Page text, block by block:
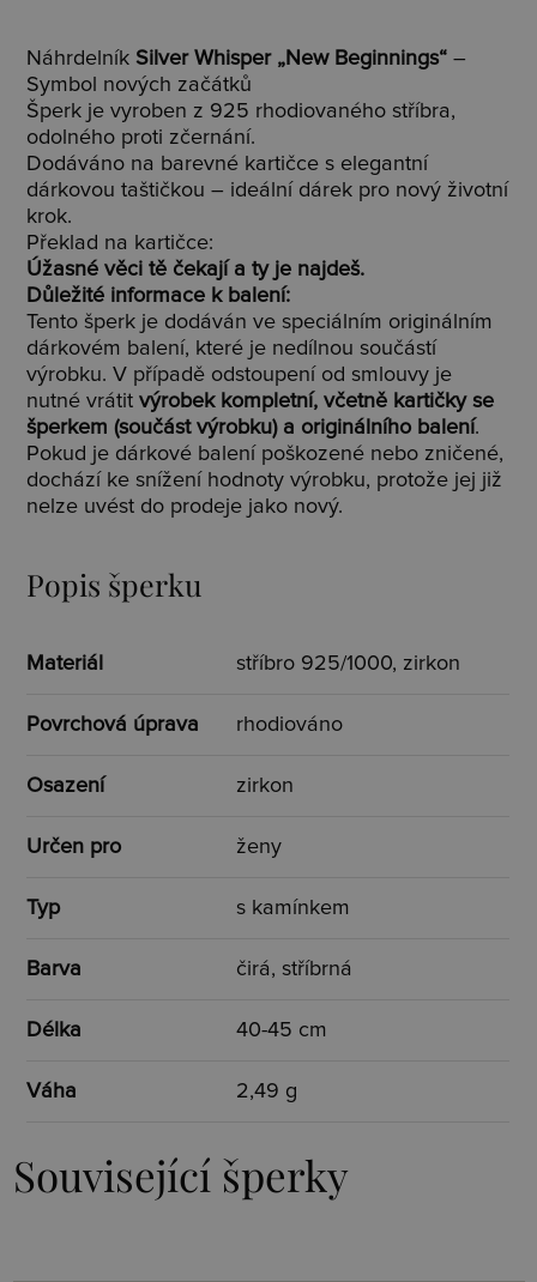
NáhrdelníkSilver Whisper „New Beginnings“ –
Symbol nových začátků
Šperk je vyroben z 925 rhodiovaného stříbra,
odolného proti zčernání.
Dodáváno na barevné kartičce s elegantní
dárkovou taštičkou – ideální dárek pro nový životní
krok.
Překlad na kartičce:
Úžasné věci tě čekají a ty je najdeš.
Důležité informace k balení:
Tento šperk je dodáván ve speciálním originálním
dárkovém balení, které je nedílnou součástí
výrobku. V případě odstoupení od smlouvy je
nutné vrátitvýrobek kompletní, včetně kartičky se
šperkem (součást výrobku) a originálního balení.
Pokud je dárkové balení poškozené nebo zničené,
dochází ke snížení hodnoty výrobku, protože jej již
nelze uvést do prodeje jako nový.
Popis šperku
Materiál stříbro 925/1000, zirkon
Povrchová úprava rhodiováno
Osazení zirkon
Určen pro ženy
Typ s kamínkem
Barva čirá, stříbrná
Délka 40-45 cm
Váha 2,49 g
Související šperky